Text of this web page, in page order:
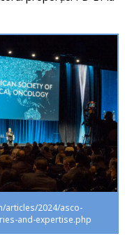
articles/2024/asco-
and-expertise.php